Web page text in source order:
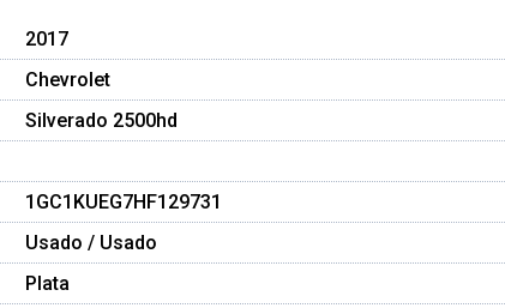
2017
Chevrolet
Silverado 2500hd
1GC1KUEG7HF129731
Usado / Usado
Plata